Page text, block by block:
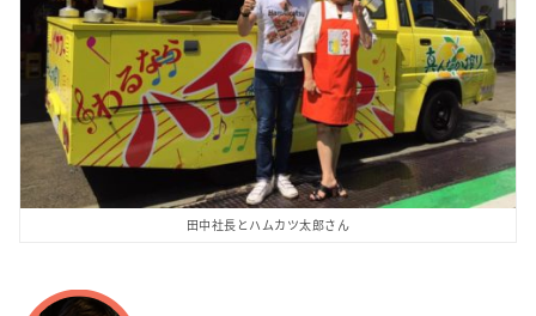
田中社長とハムカツ太郎さん